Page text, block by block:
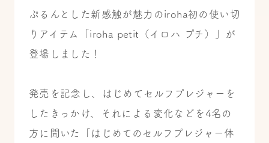
ぷるんとした新感触が魅力のiroha初の使い切
りアイテム「iroha petit（イロハ プチ）」が
登場しました！
発売を記念し、はじめてセルフプレジャーを
したきっかけ、それによる変化などを4名の
方に聞いた「はじめてのセルフプレジャー体